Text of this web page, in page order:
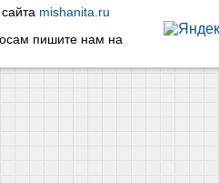
mishanita.ru
пишите нам на